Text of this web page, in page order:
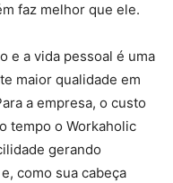
faz melhor que ele.
e a vida pessoal é uma
maior qualidade em
a empresa, o custo
tempo o Workaholic
gerando
como sua cabeça